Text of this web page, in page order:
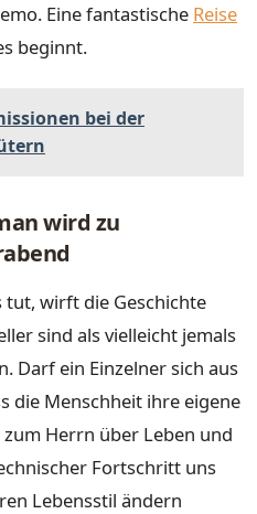
Eine fantastische Reise
beginnt.
bei der
wird zu
tut, wirft die Geschichte
sind als vielleicht jemals
Darf ein Einzelner sich aus
die Menschheit ihre eigene
Herrn über Leben und
Fortschritt uns
Lebensstil ändern